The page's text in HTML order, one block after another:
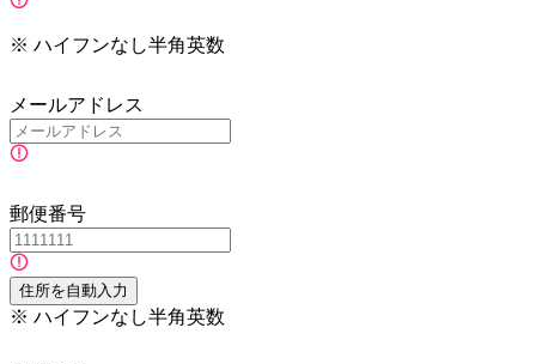
※ ハイフンなし半角英数
メールアドレス
郵便番号
住所を自動入力
※ ハイフンなし半角英数